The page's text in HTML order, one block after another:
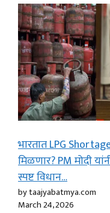
भारतात LPG
मिळणार? PM मोदी
स्पष्ट विधान…
by taajyabatmya.com
March 24, 2026